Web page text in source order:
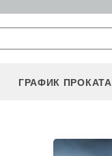
ГРАФИК ПРОКАТА